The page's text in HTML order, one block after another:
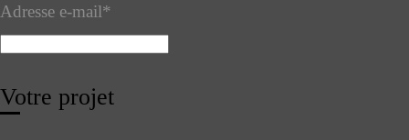
Adresse e-mail*
Votre projet